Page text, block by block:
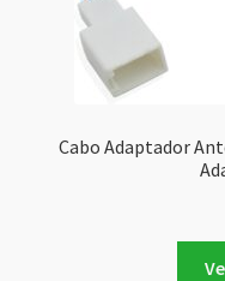
Cabo Adaptador